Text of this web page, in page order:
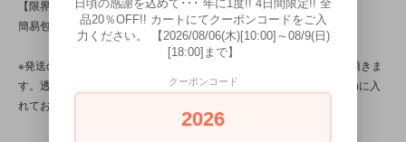
【限界個数】は【3個/点】･【送料】は350～510円です。
簡易包装です。
※発送の際、ぬいぐるみはプチプチ(エアパッキン/緩衝材)を省かせて頂きま
す。透明袋(ＯＰＰ袋)に本体を入れ、紙袋(場合によってはダンボール)に入
れてお送り致します。
品20％OFF!! カートにてクーポンコードをご入
力ください。 【2026/08/06(木)[10:00]～08/9(日)
[18:00]まで】
クーポンコード
2026